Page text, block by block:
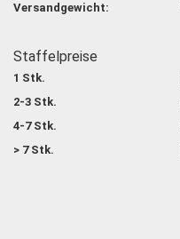
Versandgewicht:
Staffelpreise
1 Stk.
2-3 Stk.
4-7 Stk.
> 7 Stk.